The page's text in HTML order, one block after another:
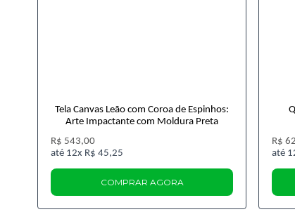
Tela Canvas Leão com Coroa de Espinhos:
Arte Impactante com Moldura Preta
R$ 543,00
12x R$ 45,25
COMPRAR AGORA
R$